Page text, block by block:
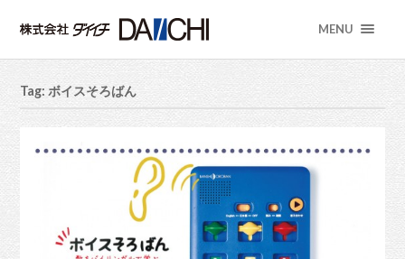
MENU
Tag: ボイスそろばん